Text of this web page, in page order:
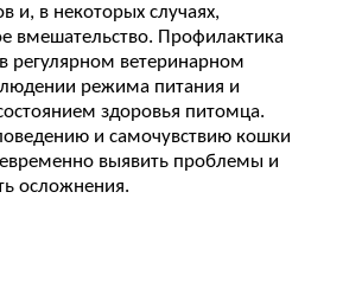
и, в некоторых случаях,
вмешательство. Профилактика
регулярном ветеринарном
режима питания и
здоровья питомца.
и самочувствию кошки
выявить проблемы и
осложнения.